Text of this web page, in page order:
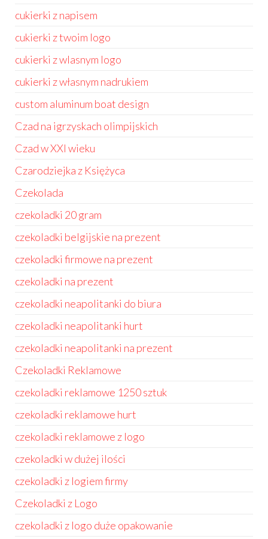
cukierki z napisem
cukierki z twoim logo
cukierki z wlasnym logo
cukierki z własnym nadrukiem
custom aluminum boat design
Czad na igrzyskach olimpijskich
Czad w XXI wieku
Czarodziejka z Księżyca
Czekolada
czekoladki 20 gram
czekoladki belgijskie na prezent
czekoladki firmowe na prezent
czekoladki na prezent
czekoladki neapolitanki do biura
czekoladki neapolitanki hurt
czekoladki neapolitanki na prezent
Czekoladki Reklamowe
czekoladki reklamowe 1250 sztuk
czekoladki reklamowe hurt
czekoladki reklamowe z logo
czekoladki w dużej ilości
czekoladki z logiem firmy
Czekoladki z Logo
czekoladki z logo duże opakowanie